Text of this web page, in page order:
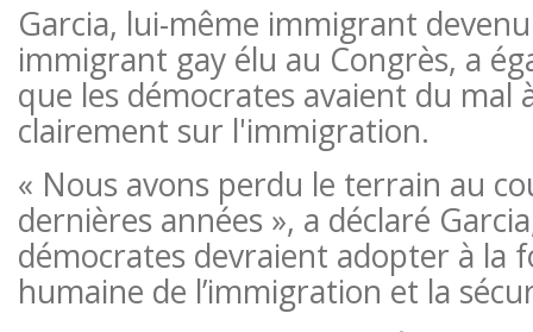
Garcia, lui-même immigrant
immigrant gay élu au Congrès, a
que les démocrates avaient du mal
clairement sur l'immigration.
« Nous avons perdu le terrain au
dernières années », a déclaré
démocrates devraient adopter à la
humaine de l’immigration et la